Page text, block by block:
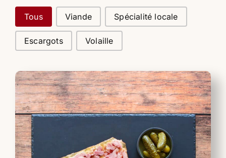
Catégories viandes
Tous Viande Spécialité locale
Escargots Volaille